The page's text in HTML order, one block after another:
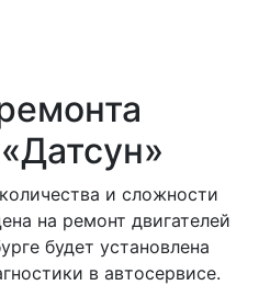
и сложности
на ремонт двигателей
будет установлена
в автосервисе.